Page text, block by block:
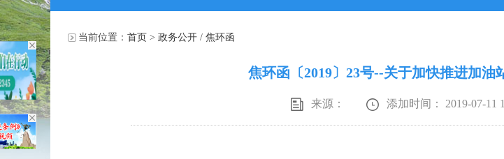
当前位置： 首页 > 政务公开 / 焦环函
焦环函〔2019〕23号--关于加快推进加
来源： 添加时间： 2019-07-11